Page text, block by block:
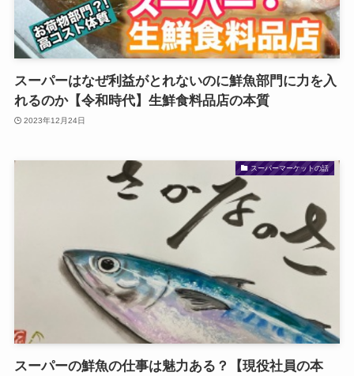
スーパーはなぜ利益がとれないのに鮮魚部門に力を入
れるのか【令和時代】生鮮食料品店の本質
2023年12月24日
スーパーマーケットの話
スーパーの鮮魚の仕事は魅力ある？【現役社員の本